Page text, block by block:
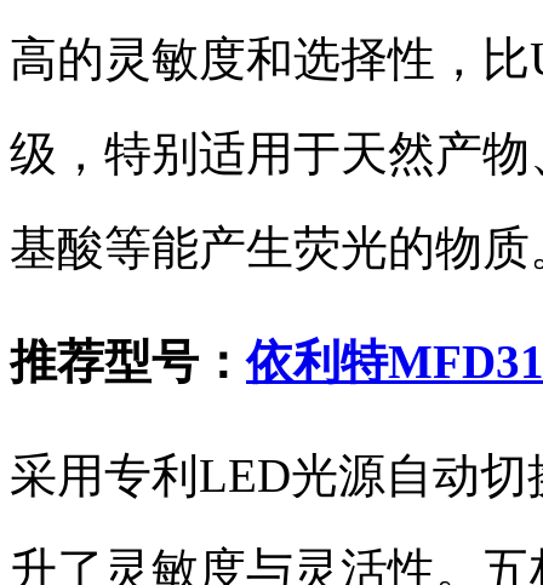
高的灵敏度和选择性，
级，特别适用于天然产
基酸等能产生荧光的物质
推荐型号：依利特
采用专利LED光源自动
升了灵敏度与灵活性。